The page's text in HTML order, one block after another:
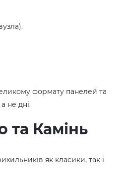
формату панелей та
не дні.
та Камінь
як класики, так і